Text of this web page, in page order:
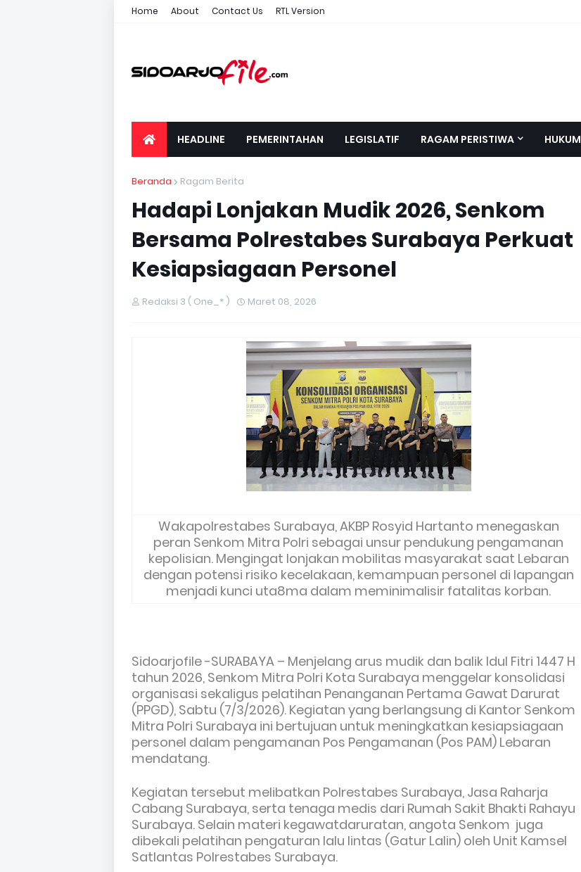
Home About Contact Us RTL Version
HEADLINE PEMERINTAHAN LEGISLATIF RAGAM PERISTIWA HUKUM
Beranda Ragam Berita
Hadapi Lonjakan Mudik 2026, Senkom
Bersama Polrestabes Surabaya Perkuat
Kesiapsiagaan Personel
Redaksi 3 ( One_* ) Maret 08, 2026
Wakapolrestabes Surabaya, AKBP Rosyid Hartanto menegaskan
peran Senkom Mitra Polri sebagai unsur pendukung pengamanan
kepolisian. Mengingat lonjakan mobilitas masyarakat saat Lebaran
dengan potensi risiko kecelakaan, kemampuan personel di lapangan
menjadi kunci uta8ma dalam meminimalisir fatalitas korban.
Sidoarjofile -SURABAYA – Menjelang arus mudik dan balik Idul Fitri 1447 H
tahun 2026, Senkom Mitra Polri Kota Surabaya menggelar konsolidasi
organisasi sekaligus pelatihan Penanganan Pertama Gawat Darurat
(PPGD), Sabtu (7/3/2026). Kegiatan yang berlangsung di Kantor Senkom
Mitra Polri Surabaya ini bertujuan untuk meningkatkan kesiapsiagaan
personel dalam pengamanan Pos Pengamanan (Pos PAM) Lebaran
mendatang.
Kegiatan tersebut melibatkan Polrestabes Surabaya, Jasa Raharja
Cabang Surabaya, serta tenaga medis dari Rumah Sakit Bhakti Rahayu
Surabaya. Selain materi kegawatdaruratan, angota Senkom juga
dibekali pelatihan pengaturan lalu lintas (Gatur Lalin) oleh Unit Kamsel
Satlantas Polrestabes Surabaya.